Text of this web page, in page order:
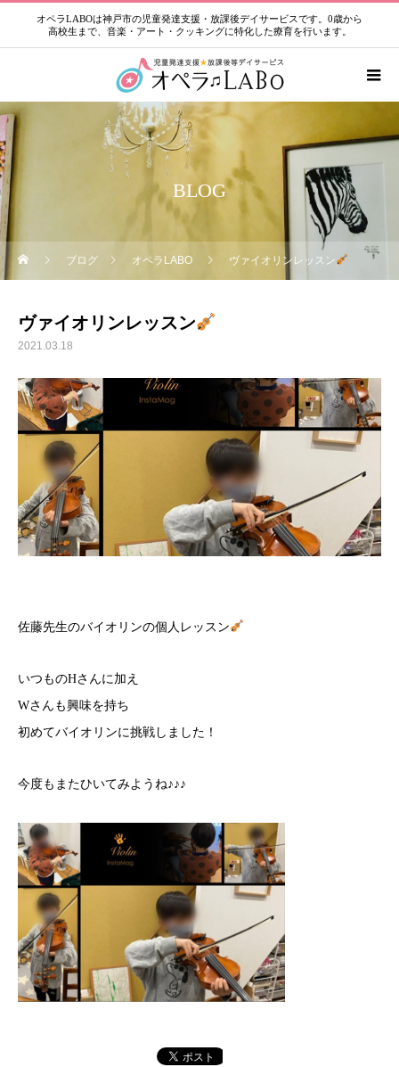
オペラLABOは神戸市の児童発達支援・放課後デイサービスです。0歳から
高校生まで、音楽・アート・クッキングに特化した療育を行います。
BLOG
ブログ オペラLABO ヴァイオリンレッスン
ヴァイオリンレッスン
2021.03.18
佐藤先生のバイオリンの個人レッスン
いつものHさんに加え
Wさんも興味を持ち
初めてバイオリンに挑戦しました！
今度もまたひいてみようね♪♪♪